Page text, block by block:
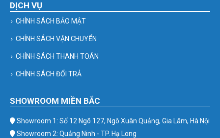
DỊCH VỤ
CHÍNH SÁCH BẢO MẬT
CHÍNH SÁCH VẬN CHUYỂN
CHÍNH SÁCH THANH TOÁN
CHÍNH SÁCH ĐỔI TRẢ
SHOWROOM MIỀN BẮC
Showroom 1: Số 12 Ngõ 127, Ngô Xuân Quảng, Gia Lâm, Hà Nội
Showroom 2: Quảng Ninh - TP. Hạ Long